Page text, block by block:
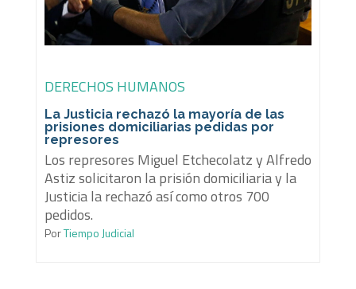
DERECHOS HUMANOS
La Justicia rechazó la mayoría de las
prisiones domiciliarias pedidas por
represores
Los represores Miguel Etchecolatz y Alfredo
Astiz solicitaron la prisión domiciliaria y la
Justicia la rechazó así como otros 700
pedidos.
PorTiempo Judicial